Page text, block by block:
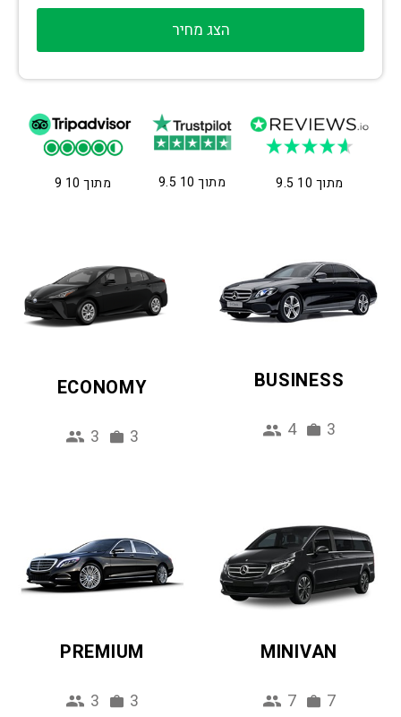
הצג מחיר
9 מתוך 10 9.5 מתוך 10 9.5 מתוך 10
ECONOMY
3 3
BUSINESS
4 3
PREMIUM
3 3
MINIVAN
7 7